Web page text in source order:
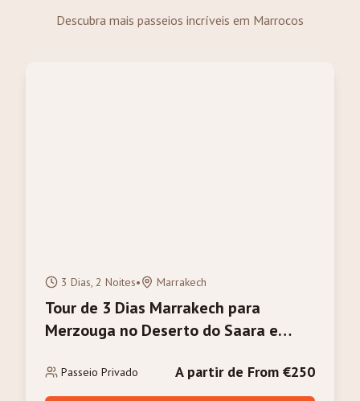
Descubra mais passeios incríveis em Marrocos
3 Dias, 2 Noites• Marrakech
Tour de 3 Dias Marrakech para
Merzouga no Deserto do Saara e
Passeio Privado A partir de From €250